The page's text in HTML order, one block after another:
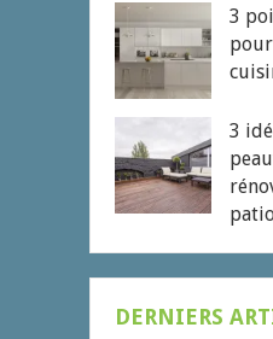
3
3
DERNIERS